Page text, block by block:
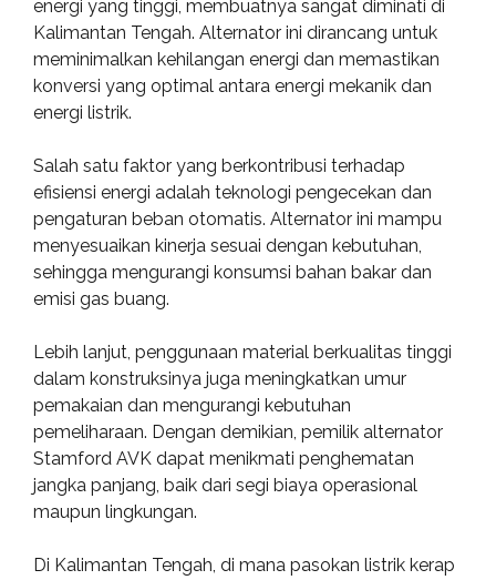
energi yang tinggi, membuatnya sangat diminati di
Kalimantan Tengah. Alternator ini dirancang untuk
meminimalkan kehilangan energi dan memastikan
konversi yang optimal antara energi mekanik dan
energi listrik.
Salah satu faktor yang berkontribusi terhadap
efisiensi energi adalah teknologi pengecekan dan
pengaturan beban otomatis. Alternator ini mampu
menyesuaikan kinerja sesuai dengan kebutuhan,
sehingga mengurangi konsumsi bahan bakar dan
emisi gas buang.
Lebih lanjut, penggunaan material berkualitas tinggi
dalam konstruksinya juga meningkatkan umur
pemakaian dan mengurangi kebutuhan
pemeliharaan. Dengan demikian, pemilik alternator
Stamford AVK dapat menikmati penghematan
jangka panjang, baik dari segi biaya operasional
maupun lingkungan.
Di Kalimantan Tengah, di mana pasokan listrik kerap